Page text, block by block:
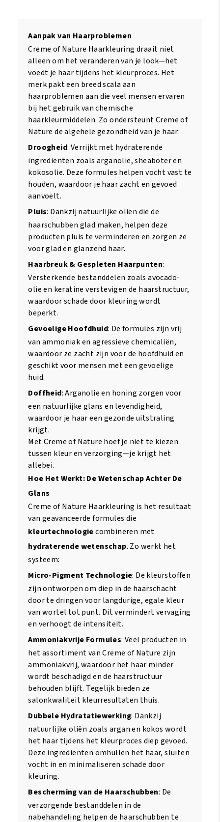
Aanpak van Haarproblemen
Creme of Nature Haarkleuring draait niet
alleen om het veranderen van je look—het
voedt je haar tijdens het kleurproces. Het
merk pakt een breed scala aan
haarproblemen aan die veel mensen ervaren
bij het gebruik van chemische
haarkleurmiddelen. Zo ondersteunt Creme of
Nature de algehele gezondheid van je haar:
Droogheid: Verrijkt met hydraterende
ingrediënten zoals arganolie, sheaboter en
kokosolie. Deze formules helpen vocht vast te
houden, waardoor je haar zacht en gevoed
aanvoelt.
Pluis: Dankzij natuurlijke oliën die de
haarschubben glad maken, helpen deze
producten pluis te verminderen en zorgen ze
voor glad en glanzend haar.
Haarbreuk & Gespleten Haarpunten:
Versterkende bestanddelen zoals avocado-
olie en keratine verstevigen de haarstructuur,
waardoor schade door kleuring wordt
beperkt.
Gevoelige Hoofdhuid: De formules zijn vrij
van ammoniak en agressieve chemicaliën,
waardoor ze zacht zijn voor de hoofdhuid en
geschikt voor mensen met een gevoelige
huid.
Doffheid: Arganolie en honing zorgen voor
een natuurlijke glans en levendigheid,
waardoor je haar een gezonde uitstraling
krijgt.
Met Creme of Nature hoef je niet te kiezen
tussen kleur en verzorging—je krijgt het
allebei.
Hoe Het Werkt: De Wetenschap Achter De
Glans
Creme of Nature Haarkleuring is het resultaat
van geavanceerde formules die
kleurtechnologiecombineren met
hydraterende wetenschap. Zo werkt het
systeem:
Micro-Pigment Technologie: De kleurstoffen
zijn ontworpen om diep in de haarschacht
door te dringen voor langdurige, egale kleur
van wortel tot punt. Dit vermindert vervaging
en verhoogt de intensiteit.
Ammoniakvrije Formules: Veel producten in
het assortiment van Creme of Nature zijn
ammoniakvrij, waardoor het haar minder
wordt beschadigd en de haarstructuur
behouden blijft. Tegelijk bieden ze
salonkwaliteit kleurresultaten thuis.
Dubbele Hydratatiewerking: Dankzij
natuurlijke oliën zoals argan en kokos wordt
het haar tijdens het kleurproces diep gevoed.
Deze ingrediënten omhullen het haar, sluiten
vocht in en minimaliseren schade door
kleuring.
Bescherming van de Haarschubben: De
verzorgende bestanddelen in de
nabehandeling helpen de haarschubben te